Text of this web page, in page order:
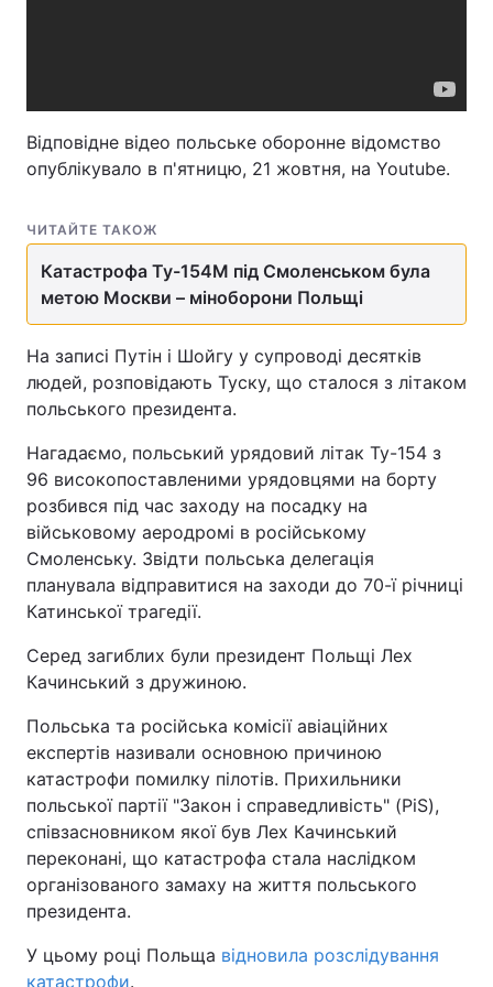
Відповідне відео польське оборонне відомство
опублікувало в п'ятницю, 21 жовтня, на Youtube.
ЧИТАЙТЕ ТАКОЖ
Катастрофа Ту-154М під Смоленськом була
метою Москви – міноборони Польщі
На записі Путін і Шойгу у супроводі десятків
людей, розповідають Туску, що сталося з літаком
польського президента.
Нагадаємо, польський урядовий літак Ту-154 з
96 високопоставленими урядовцями на борту
розбився під час заходу на посадку на
військовому аеродромі в російському
Смоленську. Звідти польська делегація
планувала відправитися на заходи до 70-ї річниці
Катинської трагедії.
Серед загиблих були президент Польщі Лех
Качинський з дружиною.
Польська та російська комісії авіаційних
експертів називали основною причиною
катастрофи помилку пілотів. Прихильники
польської партії "Закон і справедливість" (PiS),
співзасновником якої був Лех Качинський
переконані, що катастрофа стала наслідком
організованого замаху на життя польського
президента.
У цьому році Польща відновила розслідування
катастрофи.